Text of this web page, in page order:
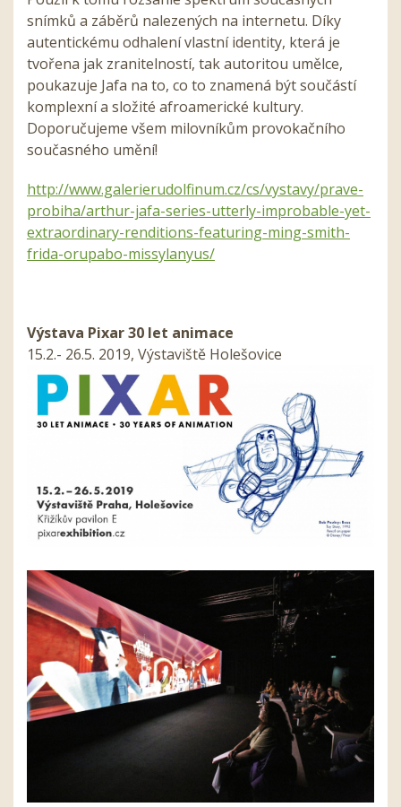
snímků a záběrů nalezených na internetu. Díky
autentickému odhalení vlastní identity, která je
tvořena jak zranitelností, tak autoritou umělce,
poukazuje Jafa na to, co to znamená být součástí
komplexní a složité afroamerické kultury.
Doporučujeme všem milovníkům provokačního
současného umění!
http://www.galerierudolfinum.cz/cs/vystavy/prave-
probiha/arthur-jafa-series-utterly-improbable-yet-
extraordinary-renditions-featuring-ming-smith-
frida-orupabo-missylanyus/
Výstava Pixar 30 let animace
15.2.- 26.5. 2019, Výstaviště Holešovice